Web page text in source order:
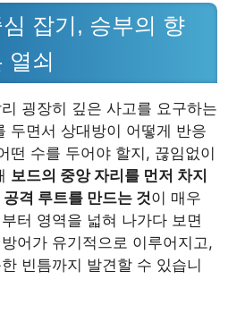
잡기, 승부의 향
열쇠
굉장히 깊은 사고를 요구하는
두면서 상대방이 어떻게 반응
떤 수를 두어야 할지, 끊임없이
보드의 중앙 자리를 먼저 차지
격 루트를 만드는 것이 매우
터 영역을 넓혀 나가다 보면
어가 유기적으로 이루어지고,
빈틈까지 발견할 수 있습니